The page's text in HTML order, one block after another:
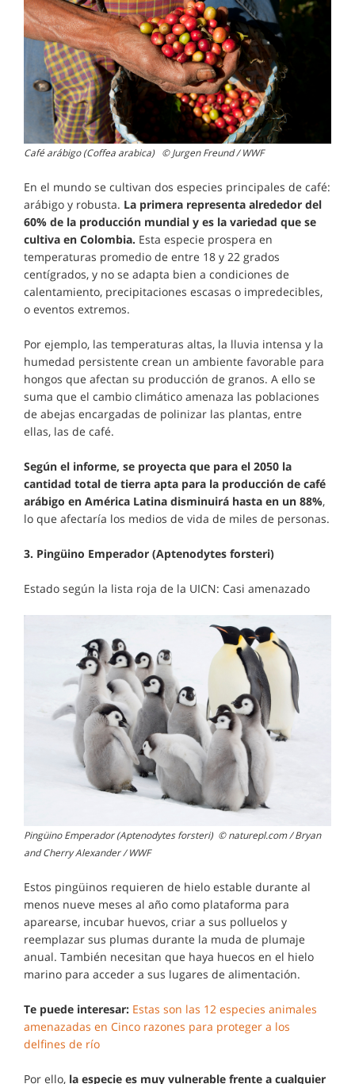
Café arábigo (Coffea arabica) © Jurgen Freund / WWF
En el mundo se cultivan dos especies principales de café:
arábigo y robusta. La primera representa alrededor del
60% de la producción mundial y es la variedad que se
cultiva en Colombia. Esta especie prospera en
temperaturas promedio de entre 18 y 22 grados
centígrados, y no se adapta bien a condiciones de
calentamiento, precipitaciones escasas o impredecibles,
o eventos extremos.
Por ejemplo, las temperaturas altas, la lluvia intensa y la
humedad persistente crean un ambiente favorable para
hongos que afectan su producción de granos. A ello se
suma que el cambio climático amenaza las poblaciones
de abejas encargadas de polinizar las plantas, entre
ellas, las de café.
Según el informe, se proyecta que para el 2050 la
cantidad total de tierra apta para la producción de café
arábigo en América Latina disminuirá hasta en un 88%,
lo que afectaría los medios de vida de miles de personas.
3. Pingüino Emperador (Aptenodytes forsteri)
Estado según la lista roja de la UICN: Casi amenazado
Pingüino Emperador (Aptenodytes forsteri) © naturepl.com / Bryan
and Cherry Alexander / WWF
Estos pingüinos requieren de hielo estable durante al
menos nueve meses al año como plataforma para
aparearse, incubar huevos, criar a sus polluelos y
reemplazar sus plumas durante la muda de plumaje
anual. También necesitan que haya huecos en el hielo
marino para acceder a sus lugares de alimentación.
Te puede interesar: Estas son las 12 especies animales
amenazadas en Cinco razones para proteger a los
delfines de río
Por ello, la especie es muy vulnerable frente a cualquier